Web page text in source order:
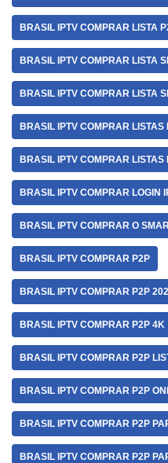
BRASIL IPTV COMPRAR LISTA
BRASIL IPTV COMPRAR LISTA
BRASIL IPTV COMPRAR LISTA
BRASIL IPTV COMPRAR LISTAS
BRASIL IPTV COMPRAR LISTAS
BRASIL IPTV COMPRAR LOGIN
BRASIL IPTV COMPRAR O
BRASIL IPTV COMPRAR P2P
BRASIL IPTV COMPRAR P2P
BRASIL IPTV COMPRAR P2P 4K
BRASIL IPTV COMPRAR P2P
BRASIL IPTV COMPRAR P2P
BRASIL IPTV COMPRAR P2P
BRASIL IPTV COMPRAR P2P